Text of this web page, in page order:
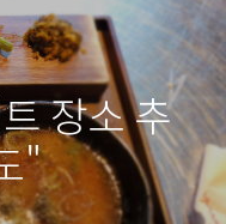
장소 추
"